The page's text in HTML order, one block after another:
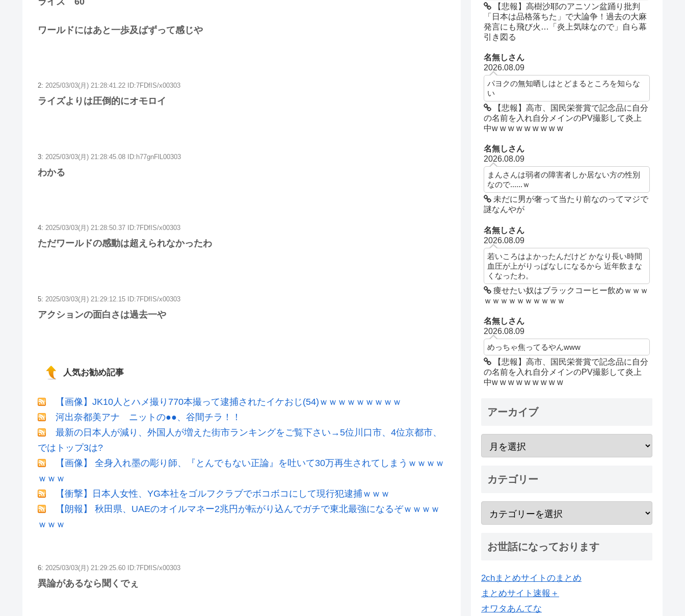
ワールドにはあと一歩及ばずって感じや
2: 2025/03/03(月) 21:28:41.22 ID:7FDfIS/x00303
ライズよりは圧倒的にオモロイ
3: 2025/03/03(月) 21:28:45.08 ID:h77gnFlL00303
わかる
4: 2025/03/03(月) 21:28:50.37 ID:7FDfIS/x00303
ただワールドの感動は超えられなかったわ
5: 2025/03/03(月) 21:29:12.15 ID:7FDfIS/x00303
アクションの面白さは過去一や
人気お勧め記事
【画像】JK10人とハメ撮り770本撮って逮捕されたイケおじ(54)ｗｗｗｗｗｗｗｗｗ
河出奈都美アナ ニットの●●、谷間チラ！！
最新の日本人が減り、外国人が増えた街市ランキングをご覧下さい→5位川口市、4位京都市、
ではトップ3は?
【画像】 全身入れ墨の彫り師、『とんでもない正論』を吐いて30万再生されてしまうｗｗｗｗ
ｗｗｗ
【衝撃】日本人女性、YG本社をゴルフクラブでボコボコにして現行犯逮捕ｗｗｗ
【朗報】 秋田県、UAEのオイルマネー2兆円が転がり込んでガチで東北最強になるぞｗｗｗｗ
ｗｗｗ
6: 2025/03/03(月) 21:29:25.60 ID:7FDfIS/x00303
異論があるなら聞くでぇ
【悲報】高樹沙耶のアニソン盆踊り批判
「日本は品格落ちた」で大論争！過去の大麻
発言にも飛び火…「炎上気味なので」自ら幕
引き図る
名無しさん
2026.08.09
パヨクの無知晒しはとどまるところを知らな
い
【悲報】高市、国民栄誉賞で記念品に自分
の名前を入れ自分メインのPV撮影して炎上
中w w w w w w w w w
名無しさん
2026.08.09
まんさんは弱者の障害者しか居ない方の性別
なので......ｗ
未だに男が奢って当たり前なのってマジで
謎なんやが
名無しさん
2026.08.09
若いころはよかったんだけど かなり長い時間
血圧が上がりっぱなしになるから 近年飲まな
くなったわ。
痩せたい奴はブラックコーヒー飲めｗｗｗ
ｗｗｗｗｗｗｗｗｗｗ
名無しさん
2026.08.09
めっちゃ焦ってるやんwww
【悲報】高市、国民栄誉賞で記念品に自分
の名前を入れ自分メインのPV撮影して炎上
中w w w w w w w w w
アーカイブ
カテゴリー
お世話になっております
2chまとめサイトのまとめ
まとめサイト速報＋
オワタあんてな